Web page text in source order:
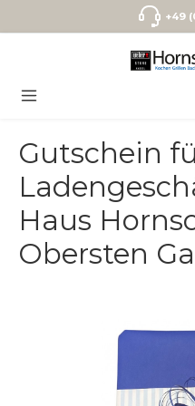
Zum Hauptinhalt +49
Gutschein
Haus
Obersten
Bildergalerie